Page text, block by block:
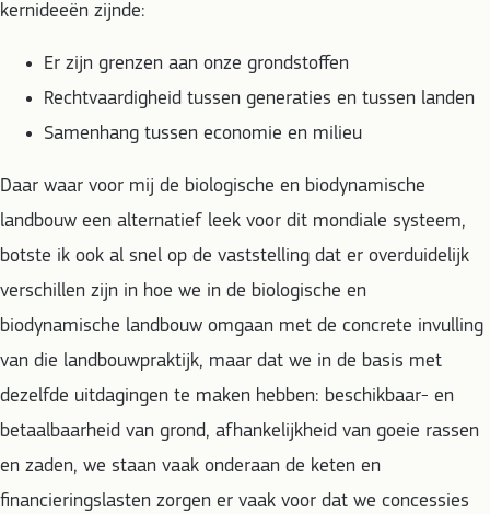
kernideeën zijnde:
Er zijn grenzen aan onze grondstoffen
Rechtvaardigheid tussen generaties en tussen landen
Samenhang tussen economie en milieu
Daar waar voor mij de biologische en biodynamische
landbouw een alternatief leek voor dit mondiale systeem,
botste ik ook al snel op de vaststelling dat er overduidelijk
verschillen zijn in hoe we in de biologische en
biodynamische landbouw omgaan met de concrete invulling
van die landbouwpraktijk, maar dat we in de basis met
dezelfde uitdagingen te maken hebben: beschikbaar- en
betaalbaarheid van grond, afhankelijkheid van goeie rassen
en zaden, we staan vaak onderaan de keten en
financieringslasten zorgen er vaak voor dat we concessies